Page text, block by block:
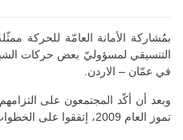
بمُشاركة الأمانة العامّة للحركة
التنسيقي لمسؤوليّ بعض حركات
في عمّان – الاردن.
وبعد أن أكّد المجتمعون على
تموز العام 2009، إتفقوا على الخطوات التالية: